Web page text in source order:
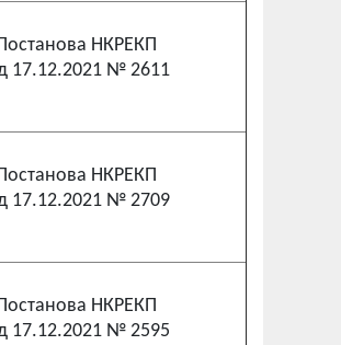
НКРЕКП
17.12.2021 № 2611
НКРЕКП
17.12.2021 № 2709
НКРЕКП
17.12.2021 № 2595